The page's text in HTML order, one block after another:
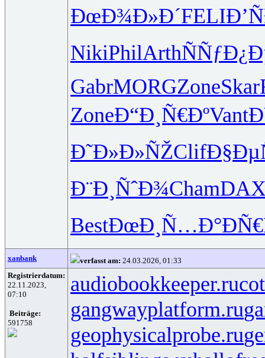
ÐœÐ¾Ð»Ð´FELI
NikiPhilArth
GabrMORGZoneSkar
ZoneÐ“Ð¸Ñ€ÐºVant
Ð˜Ð»Ð»ÑŽClif
Ð¨Ð¸ÑˆÐ¾Cham
BestÐœÐ¸Ñ…Ð°
xanbank verfasst am: 24.03.2026, 01:33
Registrierdatum:
22.11.2023,
07:10
Beiträge:
591758
audiobookkeeper.ru
gangwayplatform.ru
geophysicalprobe.ru